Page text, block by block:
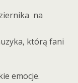
na
którą fani
emocje.